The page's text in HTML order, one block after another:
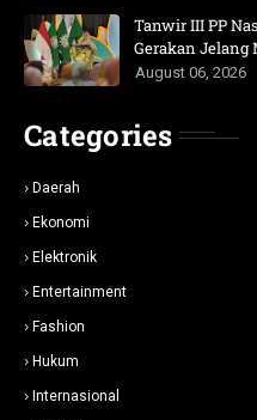
Tanwir III PP
Gerakan Jelang
August 06, 2026
Categories
Daerah
Ekonomi
Elektronik
Entertainment
Fashion
Hukum
Internasional